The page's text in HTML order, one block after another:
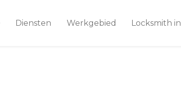
Diensten Werkgebied Locksmith in